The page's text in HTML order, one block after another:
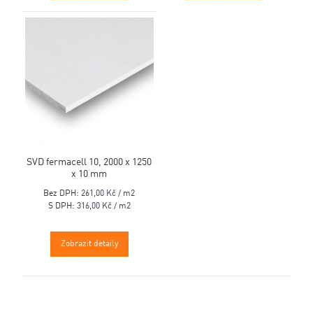
SVD fermacell 10, 2000 x 1250
x 10 mm
Bez DPH: 261,00 Kč / m2
S DPH: 316,00 Kč / m2
Zobrazit detaily